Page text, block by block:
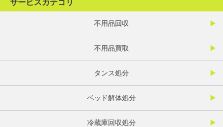
サービスカテゴリ
不用品回収
不用品買取
タンス処分
ベッド解体処分
冷蔵庫回収処分